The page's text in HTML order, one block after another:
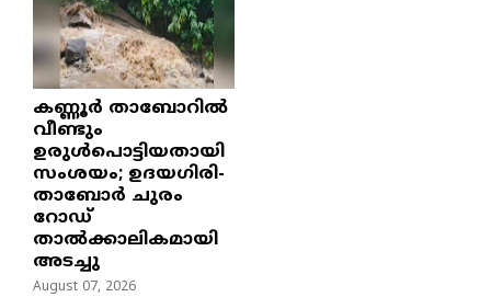
കണ്ണൂർ താബോറിൽ
വീണ്ടും
ഉരുൾപൊട്ടിയതായി
സംശയം; ഉദയഗിരി-
താബോർ ചുരം
റോഡ്
താൽക്കാലികമായി
അടച്ചു
August 07, 2026